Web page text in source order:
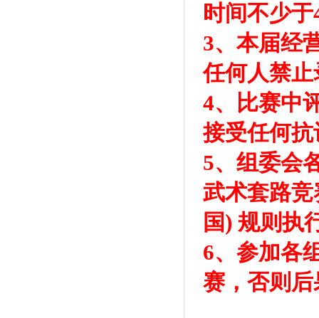
时间不少
3、本届经
任何人禁
4、比赛中
接受任何抗
5、组委会
武术套路
国) 规则执
6、参加各
赛，否则